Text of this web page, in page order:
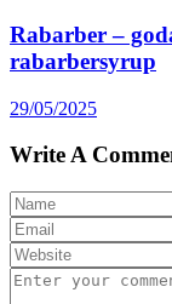
Rabarber –
rabarbersyrup
29/05/2025
Write A